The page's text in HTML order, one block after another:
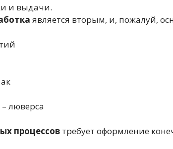
и выдачи.
является вторым, и, пожалуй,
люверса
процессов требует оформление